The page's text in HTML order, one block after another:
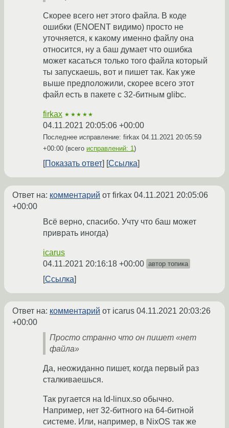
Скорее всего нет этого файла. В коде
ошибки (ENOENT видимо) просто не
уточняется, к какому именно файлу она
относится, ну а баш думает что ошибка
может касаться только того файла который
ты запускаешь, вот и пишет так. Как уже
выше предположили, скорее всего этот
файл есть в пакете с 32-битным glibc.
firkax ★★★★★
04.11.2021 20:05:06 +00:00
Последнее исправление: firkax 04.11.2021 20:05:59
+00:00 (всего исправлений: 1)
Показать ответ Ссылка
Ответ на: комментарий от firkax 04.11.2021 20:05:06
+00:00
Всё верно, спасибо. Учту что баш может
приврать иногда)
icarus
04.11.2021 20:16:18 +00:00 автор топика
Ссылка
Ответ на: комментарий от icarus 04.11.2021 20:03:26
+00:00
Просто странно что он пишет «нет
файла»
Да, неожиданно пишет, когда первый раз
сталкиваешься.
Так ругается на ld-linux.so обычно.
Например, нет 32-битного на 64-битной
системе. Или, например, в NixOS так же